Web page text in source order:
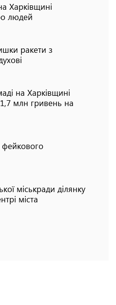
Харківщині
людей
ракети з
на Харківщині
млн гривень на
фейкового
міськради ділянку
міста